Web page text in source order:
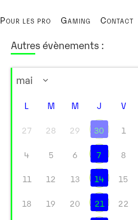
Pour les pro Gaming Contact
Autres évènements :
L M M J V
27 28 29 30 1
4 5 6 7 8
11 12 13 14 15
18 19 20 21 22